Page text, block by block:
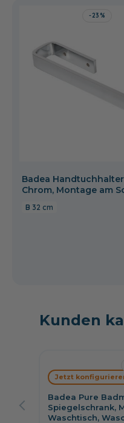
-23%
Badea
Chrom, Montage am
32 cm
Kunden
Badea Pure
Spiegelschrank,
Waschtisch,
Jetzt